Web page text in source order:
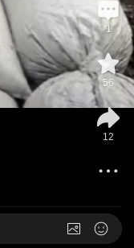
1
56
12